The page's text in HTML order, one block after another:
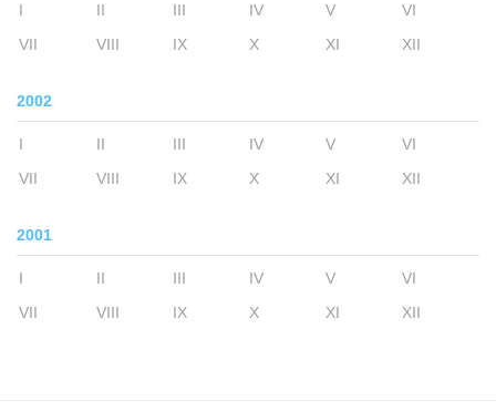
I II III IV V
VI
VII
VIII IX X XI XII
2002
I II III IV V
VI
VII
VIII IX X XI XII
2001
I II III IV V
VI
VII
VIII IX X XI XII